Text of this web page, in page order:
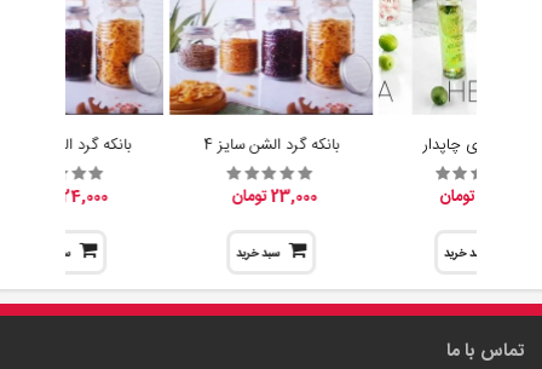
آبلیموخوری چاپدار
سبد خرید
بانکه گرد الشن سایز 4
23,000 تومان
سبد خرید
بانکه گرد الشن سایز 3
24,000 تومان
سبد خرید
تماس با ما